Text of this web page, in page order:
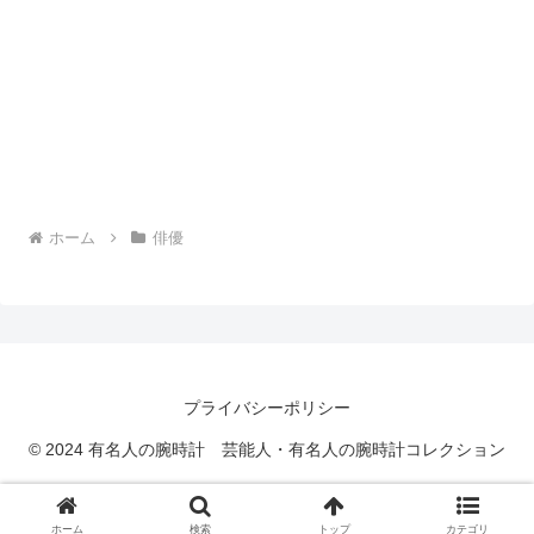
ホーム 俳優
プライバシーポリシー
© 2024 有名人の腕時計 芸能人・有名人の腕時計コレクション
ホーム 検索 トップ カテゴリ